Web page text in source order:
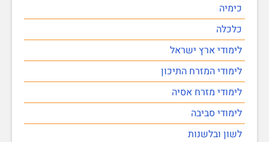
כימיה
כלכלה
לימודי ארץ ישראל
לימודי המזרח התיכון
לימודי מזרח אסיה
לימודי סביבה
לשון ובלשנות